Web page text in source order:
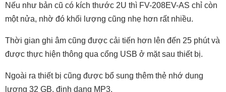
Nếu như bản cũ có kích thước 2U thì FV-208EV-AS chỉ còn
một nửa, nhờ đó khối lượng cũng nhẹ hơn rất nhiều.
Thời gian ghi âm cũng được cải tiến hơn lên đến 25 phút và
được thực hiện thông qua cổng USB ở mặt sau thiết bị.
Ngoài ra thiết bị cũng được bổ sung thêm thẻ nhớ dung
lượng 32 GB, định dạng MP3.